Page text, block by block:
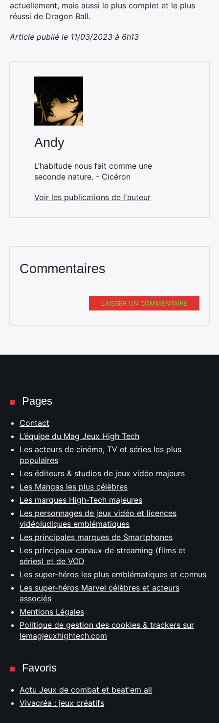
actuellement, mais aussi le plus complet et le plus
réussi de Dragon Ball.
Article publié le 11/03/2023 à 6h13
Andy
L’habitude nous fait comme une
seconde nature. - Cicéron
Voir les publications de l'auteur
Commentaires
LAISSER UN COMMENTAIRE
Pages
Contact
L’équipe du Mag Jeux High Tech
Les acteurs de cinéma, TV et séries les plus
populaires
Les éditeurs & studios de jeux vidéo majeurs
Les Mangas les plus célèbres
Les marques High-Tech majeures
Les personnages de jeux vidéo et licences
vidéoludiques emblématiques
Les principales marques de Smartphones
Les principaux canaux de streaming (films et
séries) et de VOD
Les super-héros les plus emblématiques et connus
Les super-héros Marvel célèbres et acteurs
associés
Mentions Légales
Politique de gestion des cookies & trackers sur
lemagjeuxhightech.com
Favoris
Actu Jeux de combat et beat'em all
Vivacréa : jeux créatifs